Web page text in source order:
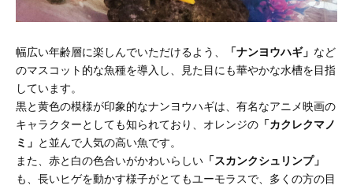
幅広い年齢層に楽しんでいただけるよう、 「ナンヨウハギ」 など
のマスコット的な魚種を導入し、見た目にも華やかな水槽を目指
しています。
黒と黄色の模様が印象的なナンヨウハギは、有名なアニメ映画の
キャラクターとしても知られており、オレンジの 「カクレクマノ
ミ」 と並んで人気の高い魚です。
また、赤と白の色合いがかわいらしい 「スカンクシュリンプ」
も、長いヒゲを動かす様子がとてもユーモラスで、多くの方の目